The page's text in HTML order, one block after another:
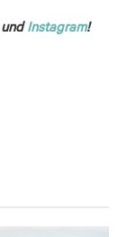
Instagram!